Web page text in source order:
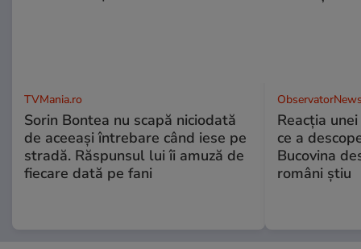
TVMania.ro
Sorin Bontea nu scapă niciodată
de aceeași întrebare când iese pe
stradă. Răspunsul lui îi amuză de
fiecare dată pe fani
Reacția
ce a
Bucovina
români știu